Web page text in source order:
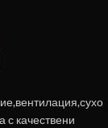
с качествени